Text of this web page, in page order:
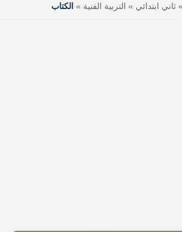
» ثاني ابتدائي » التربية الفنية » الكتاب